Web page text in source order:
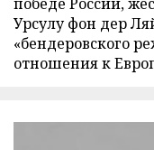
Урсулу фон дер
«бендеровского
отношения к